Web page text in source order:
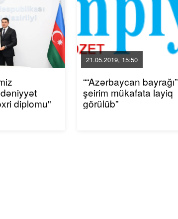
diplomu"
21.05.2019, 15:50
““Azərbaycan bayrağı”
şeirim mükafata layiq
görülüb”